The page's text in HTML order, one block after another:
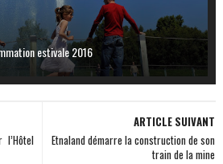
estivale 2016
ARTICLE SUIVANT
Etnaland démarre la construction de son
train de la mine
l’Hôtel